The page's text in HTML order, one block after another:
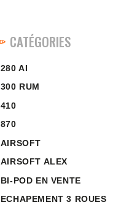
CATÉGORIES
280 AI
300 RUM
410
870
AIRSOFT
AIRSOFT ALEX
BI-POD EN VENTE
ECHAPEMENT 3 ROUES